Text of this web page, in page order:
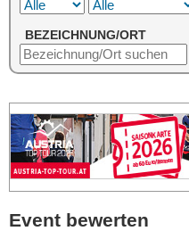
BEZEICHNUNG/ORT
Event bewerten